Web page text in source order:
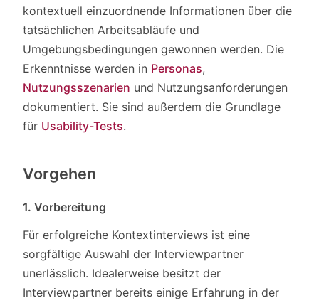
kontextuell einzuordnende Informationen über die
tatsächlichen Arbeitsabläufe und
Umgebungsbedingungen gewonnen werden. Die
Erkenntnisse werden in Personas,
Nutzungsszenarien und Nutzungsanforderungen
dokumentiert. Sie sind außerdem die Grundlage
für Usability-Tests.
Vorgehen
1. Vorbereitung
Für erfolgreiche Kontextinterviews ist eine
sorgfältige Auswahl der Interviewpartner
unerlässlich. Idealerweise besitzt der
Interviewpartner bereits einige Erfahrung in der